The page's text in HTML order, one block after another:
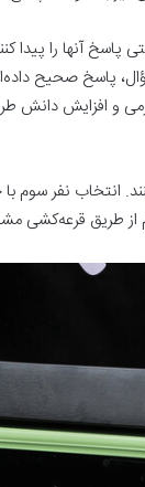
آنها را پیدا
سه برنده نهایی، نیمه مردادماه بین تمام افرادی
و افزایش دانش
را قطعی کنند. انتخاب